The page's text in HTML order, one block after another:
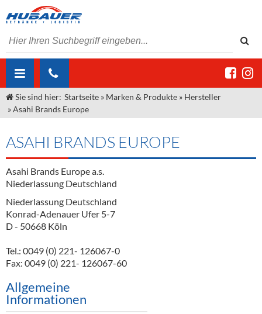
ÜBER UNS
Unser Liefergebiet
Unser Team
Angebote Gastronomie & Großhandel
Gastronomie
Innovation - Die Neue Art des Bierzapfens
Neuigkeiten
MARKEN & PRODUKTE
Weine & Schaumwein
Spirituosen
Alkoholfreie Getränke
Öle & Küchenartikel
DIENSTLEISTUNGEN
Fremddienstleistungen
Sie sind hier: Startseite » Marken & Produkte » Hersteller
»Asahi Brands Europe
ASAHI BRANDS EUROPE
Asahi Brands Europe a.s.
Niederlassung Deutschland
Niederlassung Deutschland
Konrad-Adenauer Ufer 5-7
D - 50668 Köln
Tel.: 0049 (0) 221- 126067-0
Fax: 0049 (0) 221- 126067-60
Allgemeine
Informationen